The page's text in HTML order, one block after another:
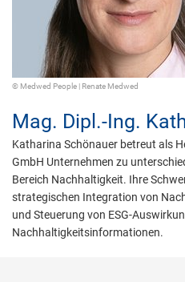
© Medwed People | Renate Medwed
Mag. Dipl.-Ing.
Katharina Schönauer betreut als
GmbH Unternehmen zu
Bereich Nachhaltigkeit. Ihre
strategischen Integration von
und Steuerung von ESG-
Nachhaltigkeitsinformationen.